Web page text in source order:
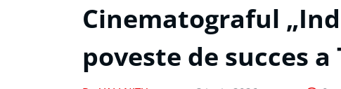
Cinematograful
poveste de succes